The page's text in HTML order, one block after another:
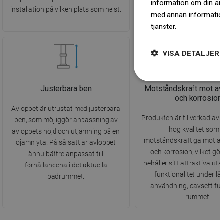
installation på vilken plats som helst.
Justerbara ben
Avloppet är utrustat med justerbara
ben, som möjliggör anpassning av
avloppets höjd och utjämning på en
ojämn yta. På så sätt är avloppet
ännu bättre anpassat till
förhållandena i det aktuella
badrummet.
Motståndskraft mot
och
Produkten är tillverkad
hög kvalitet
motståndskraftiga mot
och korrosion, vilket
behåller sitt attraktiva
funktionalitet under
användning, oavsett
rummet.
information om din
med annan
tjänster.
VISA DETALJER